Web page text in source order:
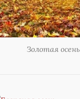
Золотая осень